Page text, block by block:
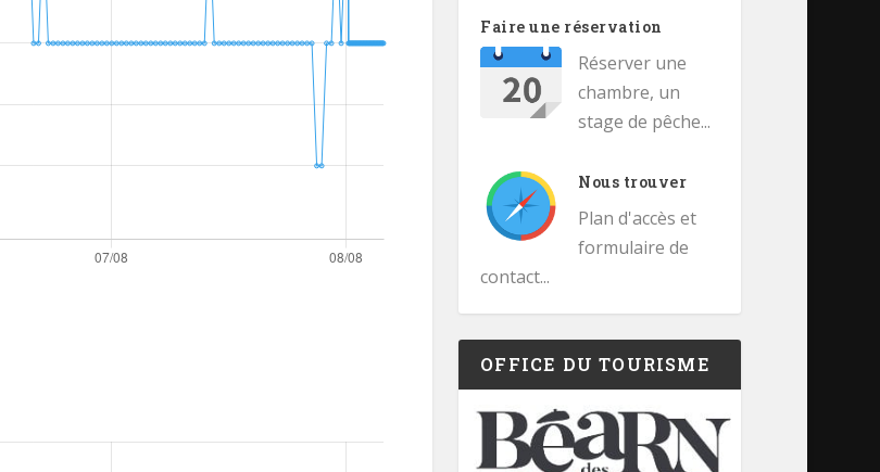
Faire une réservation
Réserver une
chambre, un
stage de pêche...
Nous trouver
Plan d'accès et
formulaire de
contact...
OFFICE DU TOURISME